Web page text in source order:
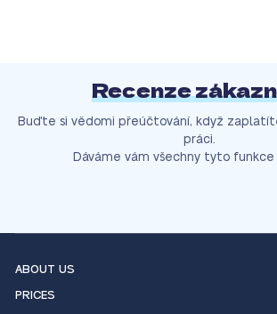
Recenze
Buďte si vědomi přeúčtování, když
práci.
Dáváme vám všechny tyto
ABOUT US
PRICES